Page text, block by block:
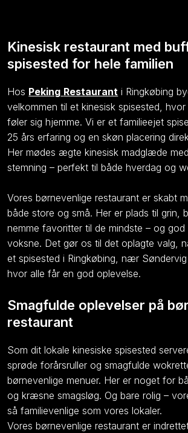
Kinesisk restaurant med
spisested for hele familien
Hos Peking Restaurant i Ringkøbing
velkommen til et kinesisk spisested, hvor
føler sig hjemme. Vi er et familieejet
25 års erfaring og en skøn placering
Her mødes ægte kinesisk madglæde
stemning – perfekt til både hverdag og
Vores børnevenlige restaurant er skabt
både store og små. Her er plads til grin,
nemme favoritter til de mindste – og god
voksne. Det gør os til det oplagte valg,
et spisested i Ringkøbing, nær
hvor alle får en god oplevelse.
Smagfulde oplevelser på
restaurant
Som dit lokale kinesiske spisested
sprøde forårsruller og smagfulde
børnevenlige menuer. Her er noget for
og kræsne smagsløg. Og bare rolig –
så familievenlige som vores lokaler.
Vores børnevenlige restaurant er